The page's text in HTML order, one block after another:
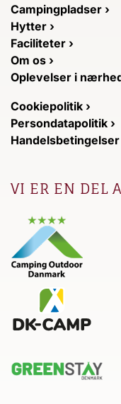
Campingpladser ›
Hytter ›
Faciliteter ›
Om os ›
Oplevelser i
Cookiepolitik ›
Persondatapolitik ›
Handelsbetingelser
VI ER EN DEL